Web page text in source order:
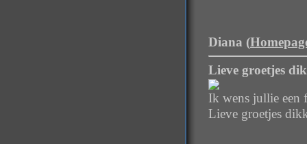
Diana (
Lieve groetjes
Ik wens jullie een
Lieve groetjes